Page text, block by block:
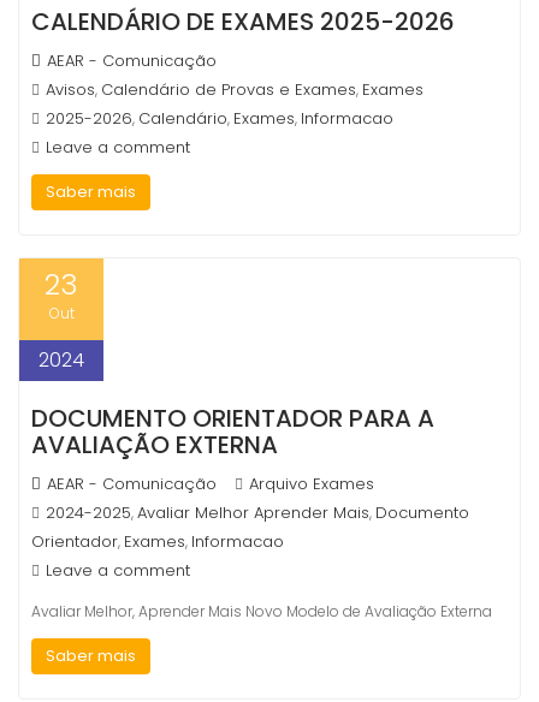
CALENDÁRIO DE EXAMES 2025-2026
AEAR - Comunicação
Avisos, Calendário de Provas e Exames, Exames
2025-2026, Calendário, Exames, Informacao
Leave a comment
Saber mais
23
Out
2024
DOCUMENTO ORIENTADOR PARA A
AVALIAÇÃO EXTERNA
AEAR - Comunicação
Arquivo Exames
2024-2025,Avaliar Melhor Aprender Mais, Documento
Orientador, Exames, Informacao
Leave a comment
Avaliar Melhor, Aprender Mais Novo Modelo de Avaliação Externa
Saber mais